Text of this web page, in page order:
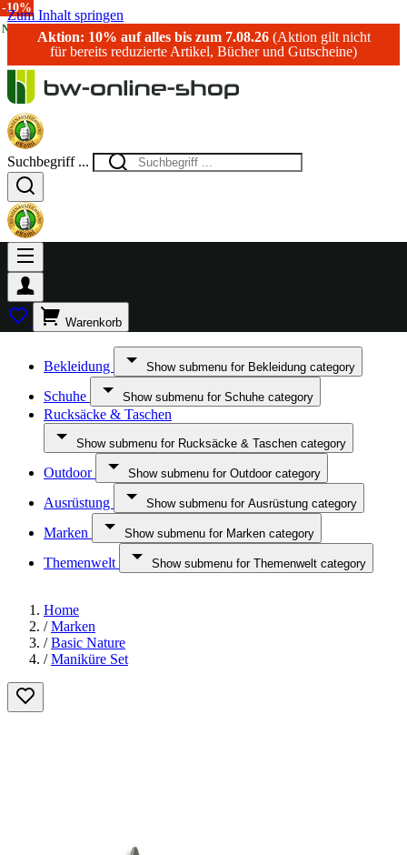
Zum Inhalt springen
Aktion: 10% auf alles bis zum 7.08.26(Aktion gilt nicht
für bereits reduzierte Artikel, Bücher und Gutscheine)
Suchbegriff ...
Warenkorb
Bekleidung Show submenu for Bekleidung category
Schuhe Show submenu for Schuhe category
Rucksäcke & Taschen
Show submenu for Rucksäcke & Taschen category
Outdoor Show submenu for Outdoor category
Ausrüstung Show submenu for Ausrüstung category
Marken Show submenu for Marken category
Themenwelt Show submenu for Themenwelt category
Home
/ Marken
/ Basic Nature
/ Maniküre Set
-15%
-20%
-10%
NEU!